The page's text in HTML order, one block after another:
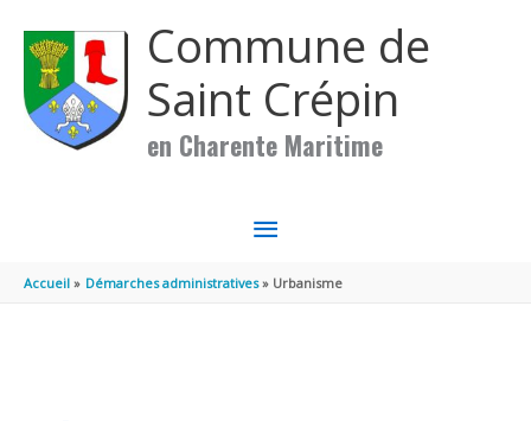
Commune de
Saint Crépin
en Charente Maritime
MENU
PRINCIPAL
Accueil Démarches administratives Urbanisme